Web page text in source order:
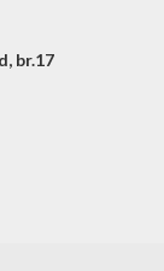
br.17